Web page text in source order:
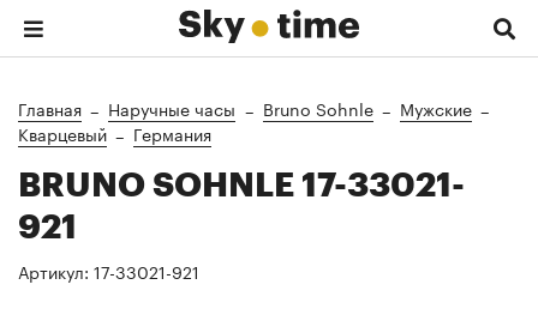
Главная Наручные часы Bruno Sohnle
Мужские
Кварцевый
Германия
BRUNO SOHNLE 17-33021-
921
Артикул: 17-33021-921